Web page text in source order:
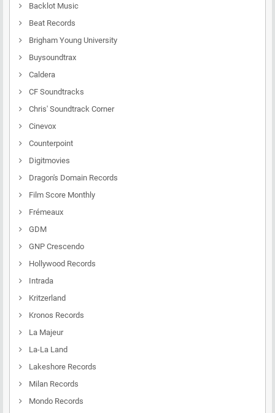
Backlot Music
Beat Records
Brigham Young University
Buysoundtrax
Caldera
CF Soundtracks
Chris' Soundtrack Corner
Cinevox
Counterpoint
Digitmovies
Dragon's Domain Records
Film Score Monthly
Frémeaux
GDM
GNP Crescendo
Hollywood Records
Intrada
Kritzerland
Kronos Records
La Majeur
La-La Land
Lakeshore Records
Milan Records
Mondo Records